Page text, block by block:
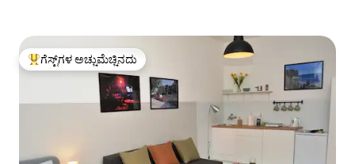
ಗೆಸ್ಟ್‌ಗಳಿಗೆ ಅತಿ ಹೆಚ್ಚು ಅಚ್ಚುಮೆಚ್ಚಿನದು
ಗೆಸ್ಟ್‌ಗಳ ಅಚ್ಚುಮೆಚ್ಚಿನದು